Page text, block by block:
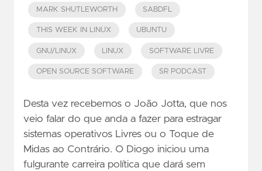
MARK SHUTLEWORTH SABDFL
THIS WEEK IN LINUX UBUNTU
GNU/LINUX LINUX SOFTWARE LIVRE
OPEN SOURCE SOFTWARE SR PODCAST
Desta vez recebemos o João Jotta, que nos
veio falar do que anda a fazer para estragar
sistemas operativos Livres ou o Toque de
Midas ao Contrário. O Diogo iniciou uma
fulgurante carreira política que dará sem